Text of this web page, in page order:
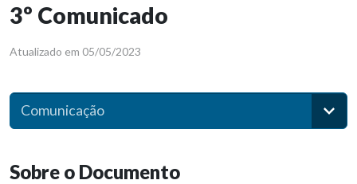
3º Comunicado
Atualizado em 05/05/2023
Comunicação
Sobre o Documento